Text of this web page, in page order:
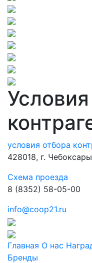
условия отбора
428018, г.
Схема проезда
8 (8352) 58-05-00
info@coop21.ru
Главная О нас
Бренды